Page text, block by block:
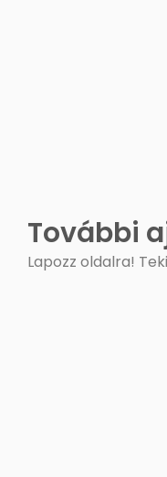
További
Lapozz oldalra!